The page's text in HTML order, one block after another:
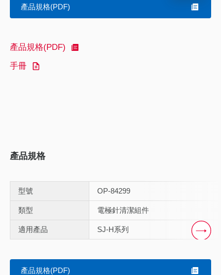
產品規格(PDF)
產品規格(PDF)
手冊
產品規格
型號 OP-84299
類型 電極針清潔組件
適用產品 SJ-H系列
產品規格(PDF)